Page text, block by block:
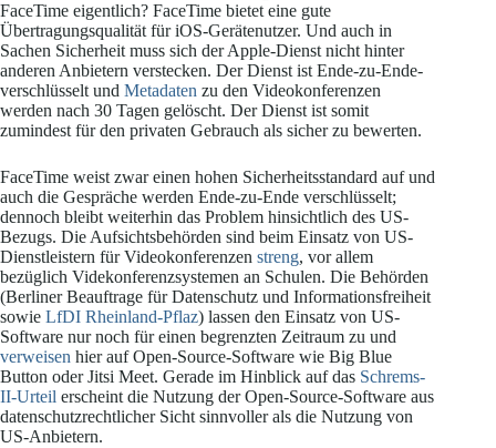
FaceTime eigentlich? FaceTime bietet eine gute
Übertragungsqualität für iOS-Gerätenutzer. Und auch in
Sachen Sicherheit muss sich der Apple-Dienst nicht hinter
anderen Anbietern verstecken. Der Dienst ist Ende-zu-Ende-
verschlüsselt und Metadaten zu den Videokonferenzen
werden nach 30 Tagen gelöscht. Der Dienst ist somit
zumindest für den privaten Gebrauch als sicher zu bewerten.
FaceTime weist zwar einen hohen Sicherheitsstandard auf und
auch die Gespräche werden Ende-zu-Ende verschlüsselt;
dennoch bleibt weiterhin das Problem hinsichtlich des US-
Bezugs. Die Aufsichtsbehörden sind beim Einsatz von US-
Dienstleistern für Videokonferenzen streng, vor allem
bezüglich Videkonferenzsystemen an Schulen. Die Behörden
(Berliner Beauftrage für Datenschutz und Informationsfreiheit
sowie LfDI Rheinland-Pflaz) lassen den Einsatz von US-
Software nur noch für einen begrenzten Zeitraum zu und
verweisen hier auf Open-Source-Software wie Big Blue
Button oder Jitsi Meet. Gerade im Hinblick auf das Schrems-
II-Urteil erscheint die Nutzung der Open-Source-Software aus
datenschutzrechtlicher Sicht sinnvoller als die Nutzung von
US-Anbietern.